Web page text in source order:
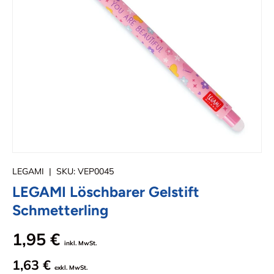
LEGAMI | SKU: VEP0045
LEGAMI Löschbarer Gelstift
Schmetterling
1,95 € inkl. MwSt.
1,63 € exkl. MwSt.